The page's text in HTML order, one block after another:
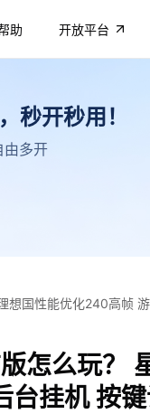
助 开放平台
秒开秒用！
由多开
想国性能优化240高帧
怎么玩？
台挂机 按